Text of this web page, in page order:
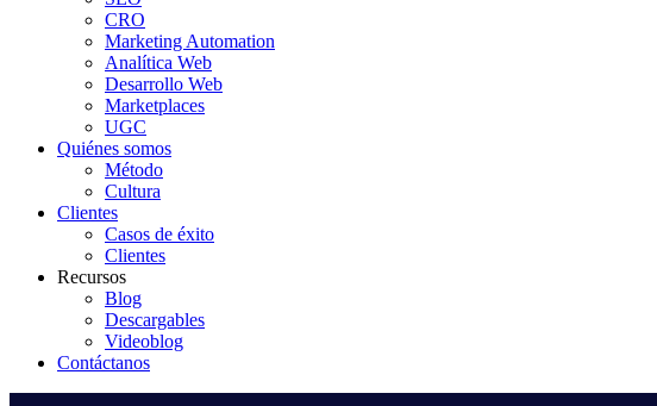
CRO
Marketing Automation
Analítica Web
Desarrollo Web
Marketplaces
UGC
Quiénes somos
Método
Cultura
Clientes
Casos de éxito
Clientes
Recursos
Blog
Descargables
Videoblog
Contáctanos